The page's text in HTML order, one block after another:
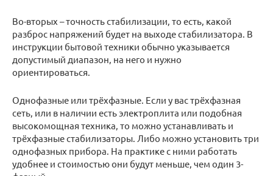
Во-вторых – точность стабилизации, то есть, какой
разброс напряжений будет на выходе стабилизатора. В
инструкции бытовой техники обычно указывается
допустимый диапазон, на него и нужно
ориентироваться.
Однофазные или трёхфазные. Если у вас трёхфазная
сеть, или в наличии есть электроплита или подобная
высокомощная техника, то можно устанавливать и
трёхфазные стабилизаторы. Либо можно установить три
однофазных прибора. На практике с ними работать
удобнее и стоимостью они будут меньше, чем один 3-